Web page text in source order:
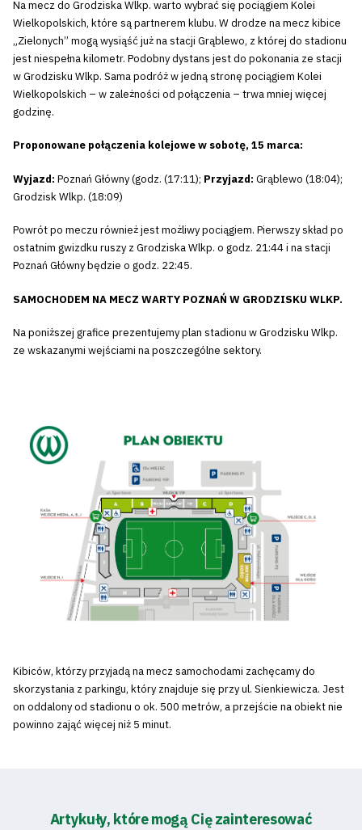
Na mecz do Grodziska Wlkp. warto wybrać się pociągiem Kolei
Wielkopolskich, które są partnerem klubu. W drodze na mecz kibice
„Zielonych” mogą wysiąść już na stacji Grąblewo, z której do stadionu
jest niespełna kilometr. Podobny dystans jest do pokonania ze stacji
w Grodzisku Wlkp. Sama podróż w jedną stronę pociągiem Kolei
Wielkopolskich – w zależności od połączenia – trwa mniej więcej
godzinę.
Proponowane połączenia kolejowe w sobotę, 15 marca:
Wyjazd: Poznań Główny (godz. (17:11); Przyjazd: Grąblewo (18:04);
Grodzisk Wlkp. (18:09)
Powrót po meczu również jest możliwy pociągiem. Pierwszy skład po
ostatnim gwizdku ruszy z Grodziska Wlkp. o godz. 21:44 i na stacji
Poznań Główny będzie o godz. 22:45.
SAMOCHODEM NA MECZ WARTY POZNAŃ W GRODZISKU WLKP.
Na poniższej grafice prezentujemy plan stadionu w Grodzisku Wlkp.
ze wskazanymi wejściami na poszczególne sektory.
Kibiców, którzy przyjadą na mecz samochodami zachęcamy do
skorzystania z parkingu, który znajduje się przy ul. Sienkiewicza. Jest
on oddalony od stadionu o ok. 500 metrów, a przejście na obiekt nie
powinno zająć więcej niż 5 minut.
Artykuły, które mogą Cię zainteresować